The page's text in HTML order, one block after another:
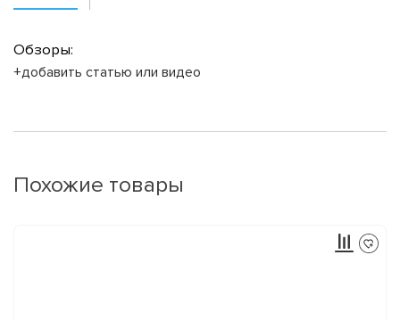
Обзоры:
+добавить статью или видео
Похожие товары